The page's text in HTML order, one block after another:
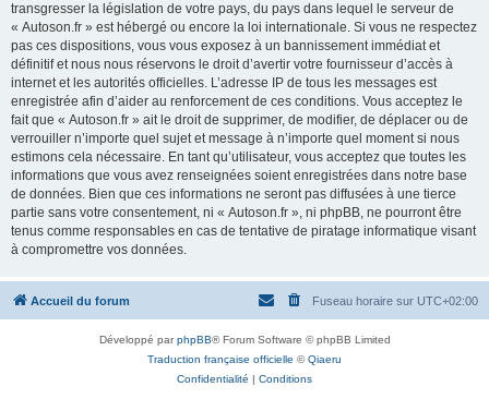
transgresser la législation de votre pays, du pays dans lequel le serveur de
« Autoson.fr » est hébergé ou encore la loi internationale. Si vous ne respectez
pas ces dispositions, vous vous exposez à un bannissement immédiat et
définitif et nous nous réservons le droit d’avertir votre fournisseur d’accès à
internet et les autorités officielles. L’adresse IP de tous les messages est
enregistrée afin d’aider au renforcement de ces conditions. Vous acceptez le
fait que « Autoson.fr » ait le droit de supprimer, de modifier, de déplacer ou de
verrouiller n’importe quel sujet et message à n’importe quel moment si nous
estimons cela nécessaire. En tant qu’utilisateur, vous acceptez que toutes les
informations que vous avez renseignées soient enregistrées dans notre base
de données. Bien que ces informations ne seront pas diffusées à une tierce
partie sans votre consentement, ni « Autoson.fr », ni phpBB, ne pourront être
tenus comme responsables en cas de tentative de piratage informatique visant
à compromettre vos données.
Accueil du forum Fuseau horaire sur UTC+02:00
Développé parphpBB® Forum Software © phpBB Limited
Traduction française officielle ©Qiaeru
Confidentialité | Conditions